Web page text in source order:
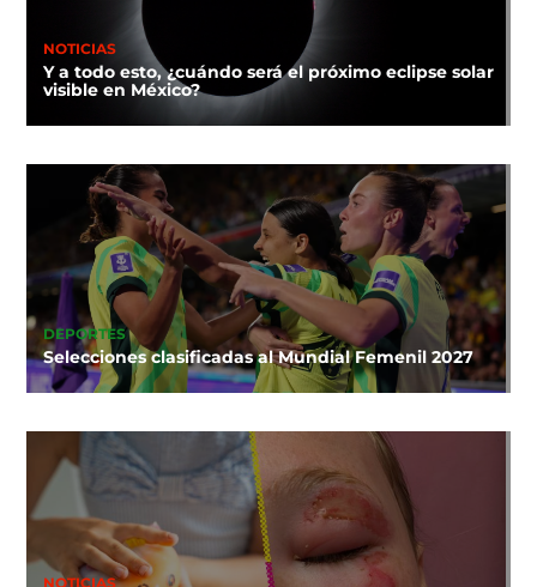
NOTICIAS
Y a todo esto, ¿cuándo será el próximo eclipse solar
visible en México?
DEPORTES
Selecciones clasificadas al Mundial Femenil 2027
NOTICIAS